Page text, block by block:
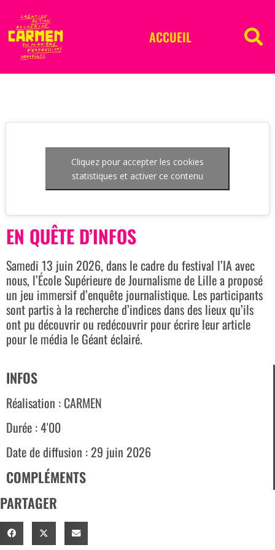
ACCUEIL
Cliquez pour accepter les cookies
statistiques et activer ce contenu
EN QUÊTE D’INFOS
Samedi 13 juin 2026, dans le cadre du festival l’IA avec
nous, l’École Supérieure de Journalisme de Lille a proposé
un jeu immersif d’enquête journalistique. Les participants
sont partis à la recherche d’indices dans des lieux qu’ils
ont pu découvrir ou redécouvrir pour écrire leur article
pour le média le Géant éclairé.
INFOS
Réalisation : CARMEN
Durée : 4'00
Date de diffusion : 29 juin 2026
COMPLÉMENTS
PARTAGER